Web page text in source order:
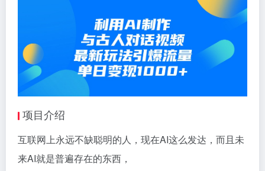
项目介绍
互联网上永远不缺聪明的人，现在AI这么发达，而且未
来AI就是普遍存在的东西，